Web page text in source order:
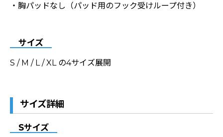
・胸パッドなし（パッド用のフック受けループ付き）
サイズ
S / M / L / XL の4サイズ展開
サイズ詳細
Sサイズ